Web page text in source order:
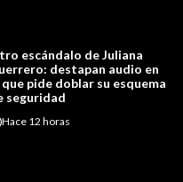
escándalo de Juliana
destapan audio en
que pide doblar su esquema
seguridad
Hace 12 horas